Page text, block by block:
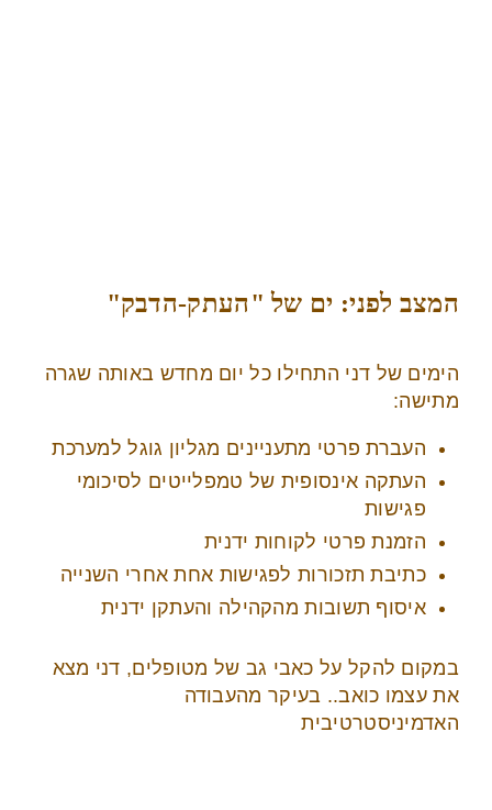
המצב לפני: ים של "העתק-הדבק"
הימים של דני התחילו כל יום מחדש באותה שגרה
מתישה:
העברת פרטי מתעניינים מגליון גוגל למערכת
העתקה אינסופית של טמפלייטים לסיכומי
פגישות
הזמנת פרטי לקוחות ידנית
כתיבת תזכורות לפגישות אחת אחרי השנייה
איסוף תשובות מהקהילה והעתקן ידנית
במקום להקל על כאבי גב של מטופלים, דני מצא
את עצמו כואב.. בעיקר מהעבודה
האדמיניסטרטיבית